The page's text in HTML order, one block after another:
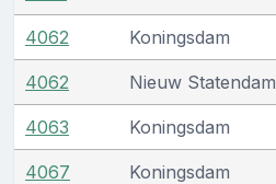
4062 Koningsdam
4062 Nieuw Statendam
4063 Koningsdam
4067 Koningsdam